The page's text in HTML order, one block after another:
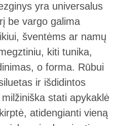
yra universalus
be vargo galima
šventėms ar namų
kiti tunika,
o forma. Rūbui
ir išdidintos
stati apykaklė
atidengianti vieną